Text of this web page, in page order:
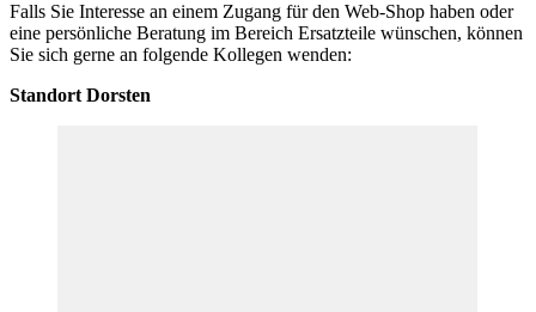
Falls Sie Interesse an einem Zugang für den Web-Shop haben oder
eine persönliche Beratung im Bereich Ersatzteile wünschen, können
Sie sich gerne an folgende Kollegen wenden:
Standort Dorsten